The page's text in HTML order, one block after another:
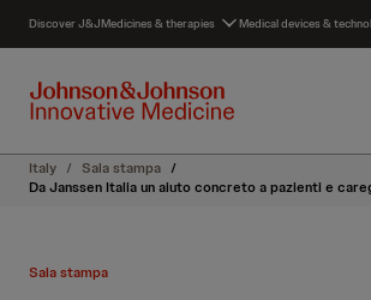
c
Discover J&JMedicines & therapies Medical devices &
Italy / Sala stampa /
Da Janssen Italia un aiuto concreto a pazienti e
Sala stampa